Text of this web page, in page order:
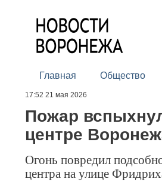
Главная Общество
17:52 21 мая 2026
Пожар
центре
Огонь повредил
центра на улице